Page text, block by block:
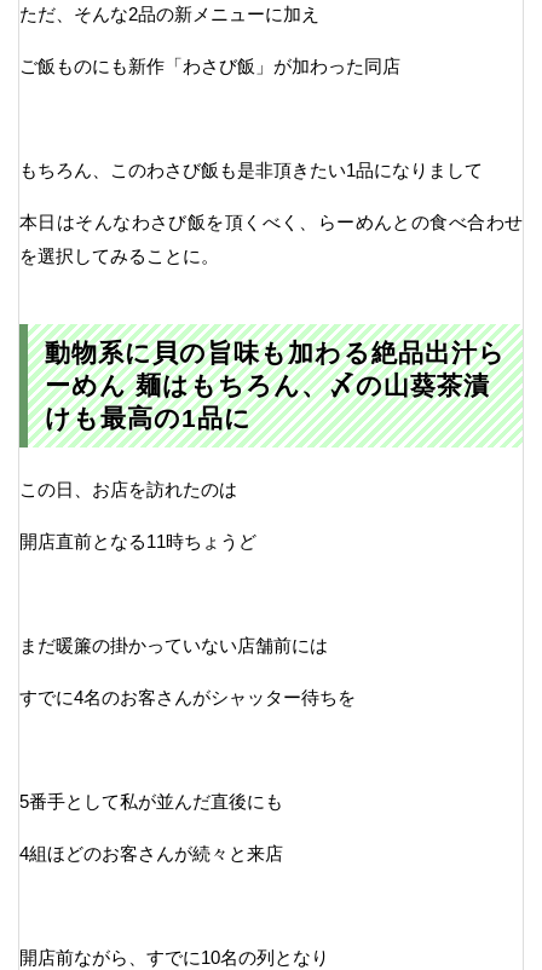
ただ、そんな2品の新メニューに加え
ご飯ものにも新作「わさび飯」が加わった同店
もちろん、このわさび飯も是非頂きたい1品になりまして
本日はそんなわさび飯を頂くべく、らーめんとの食べ合わせ
を選択してみることに。
動物系に貝の旨味も加わる絶品出汁ら
ーめん 麺はもちろん、〆の山葵茶漬
けも最高の1品に
この日、お店を訪れたのは
開店直前となる11時ちょうど
まだ暖簾の掛かっていない店舗前には
すでに4名のお客さんがシャッター待ちを
5番手として私が並んだ直後にも
4組ほどのお客さんが続々と来店
開店前ながら、すでに10名の列となり